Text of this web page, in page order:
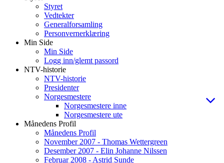
Styret
Vedtekter
Generalforsamling
Personvernerklæring
Min Side
Min Side
Logg inn/glemt passord
NTV-historie
NTV-historie
Presidenter
Norgesmestere
Norgesmestere inne
Norgesmestere ute
Månedens Profil
Månedens Profil
November 2007 - Thomas Wettergreen
Desember 2007 - Elin Johanne Nilssen
Februar 2008 - Astrid Sunde